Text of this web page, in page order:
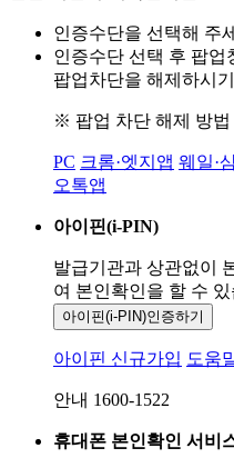
인증수단을 선택해 주
인증수단 선택 후 팝업
팝업차단을 해제하시
※ 팝업 차단 해제 방법
PC 크롬·엣지앱 웨일·
오톡앱
아이핀(i-PIN)
발급기관과 상관없이
여 본인확인을 할 수
아이핀(i-PIN)인증하기
아이핀 신규가입 도움
안내 1600-1522
휴대폰 본인확인 서비